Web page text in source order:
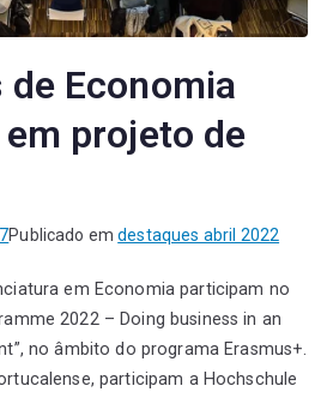
Economia
projeto de
Publicado emdestaques abril 2022
em Economia participam no
2022 – Doing business in an
no âmbito do programa Erasmus+.
participam a Hochschule